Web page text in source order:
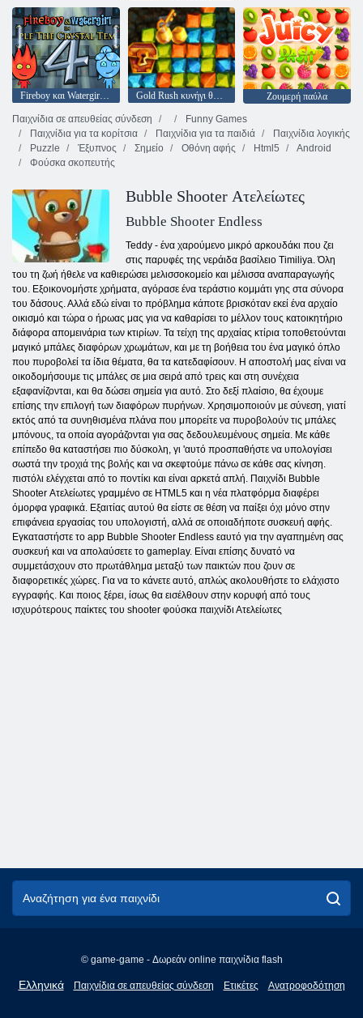
Fireboy και Watergirl 4: Crystal Temple Gold Rush κυνήγι θησαυρού
Ζουμερή παύλα
Παιχνίδια σε απευθείας σύνδεση
Funny Games
Παιχνίδια για τα κορίτσια
Παιχνίδια για τα παιδιά
Παιχνίδια λογικής
Puzzle
Έξυπνος Σημείο Οθόνη αφής Html5
Android
Φούσκα σκοπευτής
Bubble Shooter Ατελείωτες
Bubble Shooter Endless
Teddy - ένα χαρούμενο μικρό αρκουδάκι που ζει
στις παρυφές της νεράιδα βασίλειο Timiliya. Όλη
του τη ζωή ήθελε να καθιερώσει μελισσοκομείο και μέλισσα αναπαραγωγής
του. Εξοικονομήστε χρήματα, αγόρασε ένα τεράστιο κομμάτι γης στα σύνορα
του δάσους. Αλλά εδώ είναι το πρόβλημα κάποτε βρισκόταν εκεί ένα αρχαίο
οικισμό και τώρα ο ήρωας μας για να καθαρίσει το μέλλον τους κατοικητήριο
διάφορα απομεινάρια των κτιρίων. Τα τείχη της αρχαίας κτίρια τοποθετούνται
μαγικό μπάλες διαφόρων χρωμάτων, και με τη βοήθεια του ένα μαγικό όπλο
που πυροβολεί τα ίδια θέματα, θα τα κατεδαφίσουν. Η αποστολή μας είναι να
οικοδομήσουμε τις μπάλες σε μια σειρά από τρεις και στη συνέχεια
εξαφανίζονται, και θα δώσει σημεία για αυτό. Στο δεξί πλαίσιο, θα έχουμε
επίσης την επιλογή των διαφόρων πυρήνων. Χρησιμοποιούν με σύνεση, γιατί
εκτός από τα συνηθισμένα πλάνα που μπορείτε να πυροβολούν τις μπάλες
μπόνους, τα οποία αγοράζονται για σας δεδουλευμένους σημεία. Με κάθε
επίπεδο θα καταστήσει πιο δύσκολη, γι 'αυτό προσπαθήστε να υπολογίσει
σωστά την τροχιά της βολής και να σκεφτούμε πάνω σε κάθε σας κίνηση.
πιστόλι ελέγχεται από το ποντίκι και είναι αρκετά απλή. Παιχνίδι Bubble
Shooter Ατελείωτες γραμμένο σε HTML5 και η νέα πλατφόρμα διαφέρει
όμορφα γραφικά. Εξαιτίας αυτού θα είστε σε θέση να παίξει όχι μόνο στην
επιφάνεια εργασίας του υπολογιστή, αλλά σε οποιαδήποτε συσκευή αφής.
Εγκαταστήστε το app Bubble Shooter Endless εαυτό για την αγαπημένη σας
συσκευή και να απολαύσετε το gameplay. Είναι επίσης δυνατό να
συμμετάσχουν στο πρωτάθλημα μεταξύ των παικτών που ζουν σε
διαφορετικές χώρες. Για να το κάνετε αυτό, απλώς ακολουθήστε το ελάχιστο
εγγραφής. Και ποιος ξέρει, ίσως θα εισέλθουν στην κορυφή από τους
ισχυρότερους παίκτες του shooter φούσκα παιχνίδι Ατελείωτες
© game-game - Δωρεάν online παιχνίδια flash
Ελληνικά
English
Παιχνίδια σε απευθείας σύνδεση Ετικέτες Ανατροφοδότηση